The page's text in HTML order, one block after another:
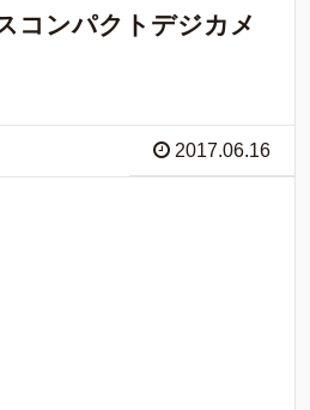
コンパクトデジカメ
2017.06.16